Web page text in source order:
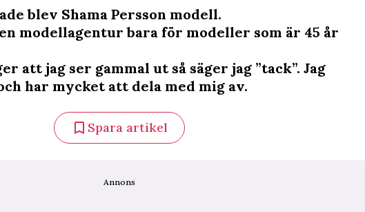
blev Shama Persson modell.
modellagentur bara för modeller som är 45 år
att jag ser gammal ut så säger jag ”tack”. Jag
har mycket att dela med mig av.
Spara artikel
Annons